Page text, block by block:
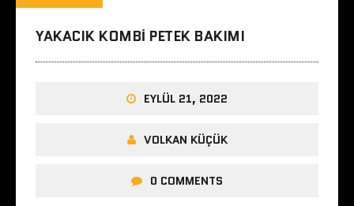
YAKACIK KOMBI PETEK BAKIMI
EYLÜL 21, 2022
VOLKAN KÜÇÜK
0 COMMENTS